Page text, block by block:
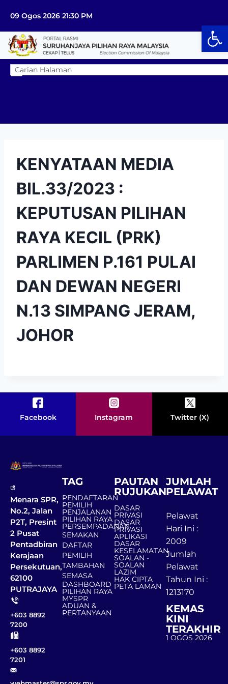
09 Ogos 2026 21:30 PM
KENYATAAN MEDIA
BIL.33/2023 :
KEPUTUSAN PILIHAN
RAYA KECIL (PRK)
PARLIMEN P.161 PULAI
DAN DEWAN NEGERI
N.13 SIMPANG JERAM,
JOHOR
Facebook Instagram Twitter (X)
Menara SPR,
No.2, Jalan
P2T, Presint
2 Pusat
Pentadbiran
Kerajaan
Persekutuan,
62100
PUTRAJAYA
+603 8892
7200
+603 8892
7201
TAG
PENDAFTARAN
PEMILIH
PENJALANAN
PILIHAN RAYA
PERSEMPADANAN
SEMAKAN
DAFTAR
PEMILIH
TAMBAHAN
SEMASA
DASHBOARD
PILIHAN RAYA
MYSPR
ADUAN &
PERTANYAAN
PAUTAN
RUJUKAN
DASAR
PRIVASI
DASAR
PRIVASI
APLIKASI
DASAR
KESELAMATAN
SOALAN -
SOALAN
LAZIM
HAK CIPTA
PETA LAMAN
JUMLAH
PELAWAT
Pelawat
Hari Ini :
2009
Jumlah
Pelawat
Tahun Ini :
1213170
KEMAS
KINI
TERAKHIR
1 OGOS 2026